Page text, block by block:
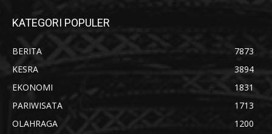
KATEGORI POPULER
BERITA
7873
KESRA
3894
EKONOMI
1831
PARIWISATA
1713
OLAHRAGA
1200